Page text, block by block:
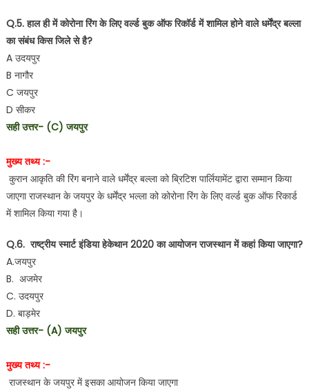
Q.5. हाल ही में कोरोना रिंग के लिए वर्ल्ड बुक ऑफ रिकॉर्ड में शामिल होने वाले धर्मेंद्र बल्ला
का संबंध किस जिले से है?
A उदयपुर
B नागौर
C जयपुर
D सीकर
सही उत्तर- (C) जयपुर
मुख्य तथ्य :-
कुरान आकृति की रिंग बनाने वाले धर्मेंद्र बल्ला को ब्रिटिश पार्लियामेंट द्वारा सम्मान किया
जाएगा राजस्थान के जयपुर के धर्मेंद्र भल्ला को कोरोना रिंग के लिए वर्ल्ड बुक ऑफ रिकार्ड
में शामिल किया गया है।
Q.6. राष्ट्रीय स्मार्ट इंडिया हेकेथान 2020 का आयोजन राजस्थान में कहां किया जाएगा?
A.जयपुर
B. अजमेर
C. उदयपुर
D. बाड़मेर
सही उत्तर- (A) जयपुर
मुख्य तथ्य :-
राजस्थान के जयपुर में इसका आयोजन किया जाएगा